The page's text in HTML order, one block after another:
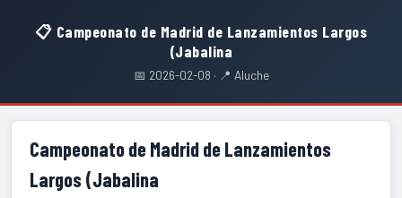
📋 Campeonato de Madrid de Lanzamientos Largos
(Jabalina
📅 2026-02-08 · 📍 Aluche
Campeonato de Madrid de Lanzamientos
Largos (Jabalina